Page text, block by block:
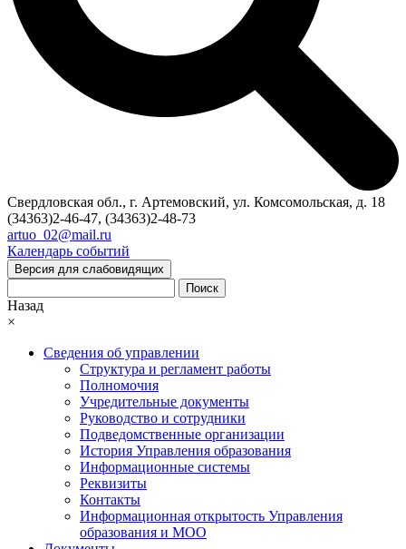
Свердловская обл., г. Артемовский, ул. Комсомольская, д. 18
(34363)2-46-47, (34363)2-48-73
artuo_02@mail.ru
Календарь событий
Версия для слабовидящих
Поиск
Назад
×
Сведения об управлении
Структура и регламент работы
Полномочия
Учредительные документы
Руководство и сотрудники
Подведомственные организации
История Управления образования
Информационные системы
Реквизиты
Контакты
Информационная открытость Управления
образования и МОО